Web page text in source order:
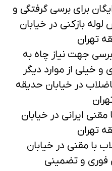
برای برسی گرفتگی و
بازکنی در خیابان
تهران
برسی جهت نیاز چاه به
و خیلی از موارد دیگر
در خیابان حدیقه
ایرانی در خیابان
تهران
با مقنی در خیابان
فوری و تضمینی